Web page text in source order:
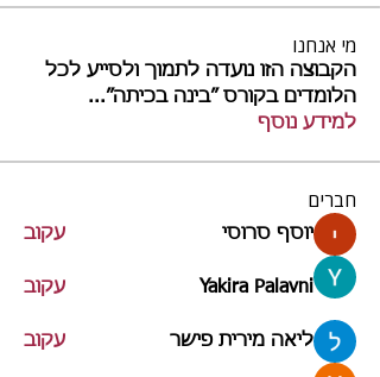
מי אנחנו
הקבוצה הזו נועדה לתמוך ולסייע לכל
הלומדים בקורס ״בינה בכיתה״...
למידע נוסף
חברים
יוסף סרוסי עקוב
Yakira Palavni עקוב
ליאה מירית פישר עקוב